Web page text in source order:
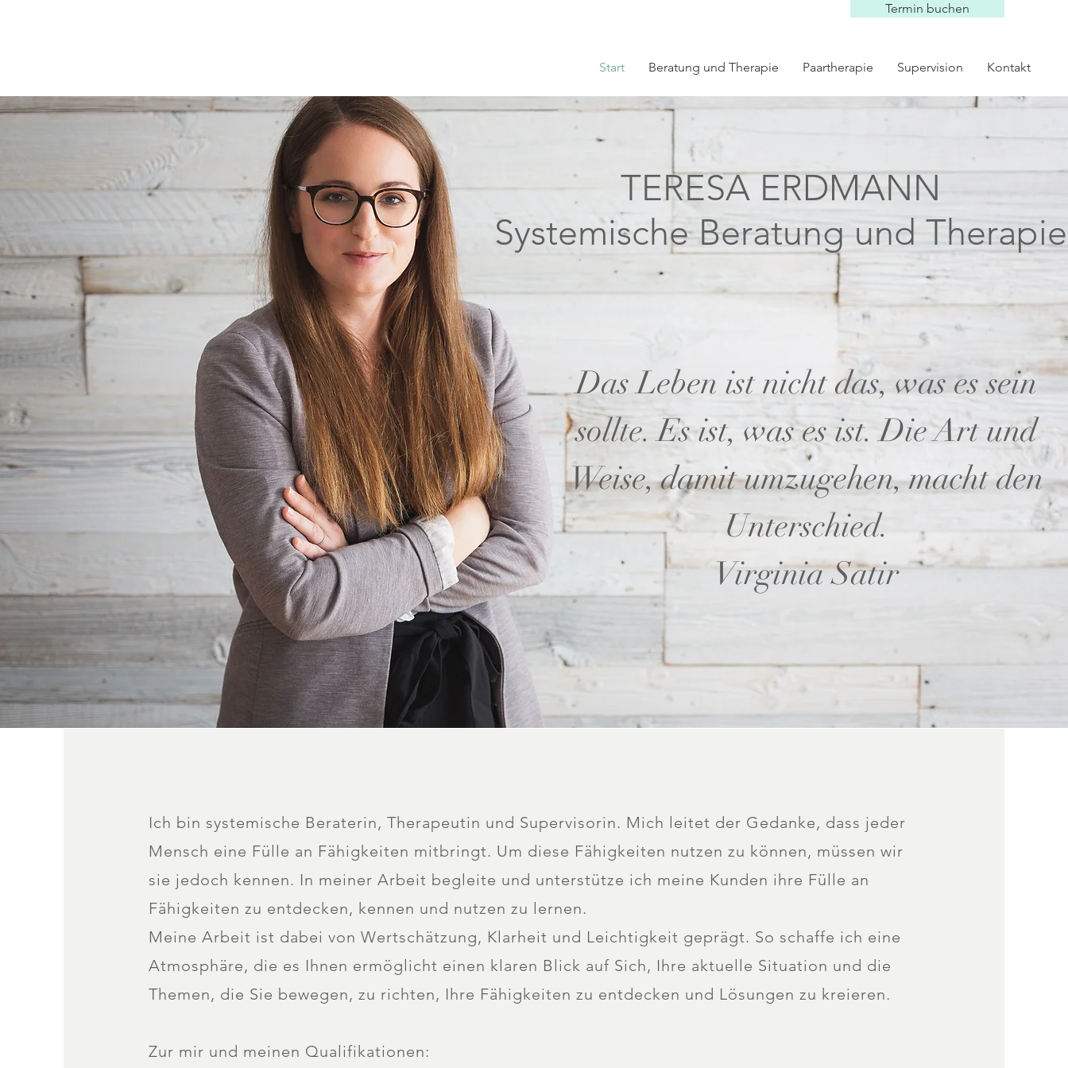
Termin buchen
Start Beratung und Therapie Paartherapie Supervision Kontakt
TERESA ERDMANN
Systemische Beratung und Therapie
Das Leben ist nicht das, was es sein
sollte. Es ist, was es ist. Die Art und
Weise, damit umzugehen, macht den
Unterschied.
Virginia Satir
Ich bin systemische Beraterin, Therapeutin und Supervisorin. Mich leitet der Gedanke, dass jeder
Mensch eine Fülle an Fähigkeiten mitbringt. Um diese Fähigkeiten nutzen zu können, müssen wir
sie jedoch kennen. In meiner Arbeit begleite und unterstütze ich meine Kunden ihre Fülle an
Fähigkeiten zu entdecken, kennen und nutzen zu lernen.
Meine Arbeit ist dabei von Wertschätzung, Klarheit und Leichtigkeit geprägt. So schaffe ich eine
Atmosphäre, die es Ihnen ermöglicht einen klaren Blick auf Sich, Ihre aktuelle Situation und die
Themen, die Sie bewegen, zu richten, Ihre Fähigkeiten zu entdecken und Lösungen zu kreieren.
Zur mir und meinen Qualifikationen: